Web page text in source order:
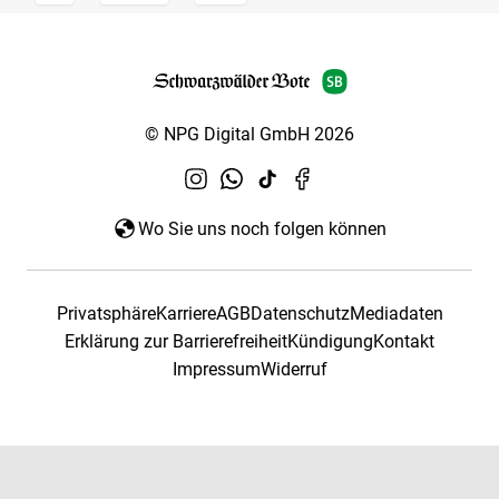
© NPG Digital GmbH 2026
Wo Sie uns noch folgen können
PrivatsphäreKarriereAGBDatenschutzMediadaten
Erklärung zur BarrierefreiheitKündigungKontakt
ImpressumWiderruf